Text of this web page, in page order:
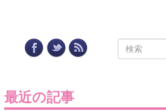
最近の記事